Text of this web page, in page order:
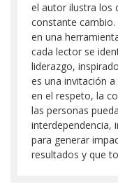
el autor ilustra los
constante
en una
cada lector se
liderazgo,
es una invitación
en el respeto, la
las personas
interdependencia,
para generar
resultados y que